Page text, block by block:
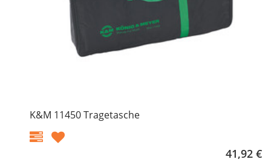
K&M 11450 Tragetasche
41,92 €